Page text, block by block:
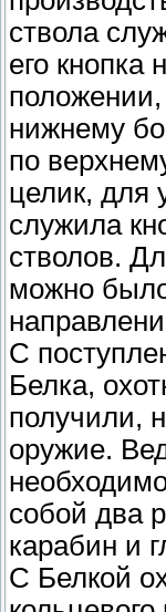
ствола
его кнопка
положении,
нижнему
по
целик, для
служила
стволов.
можно
С
Белка,
получили,
оружие.
собой два
карабин и
С Белкой